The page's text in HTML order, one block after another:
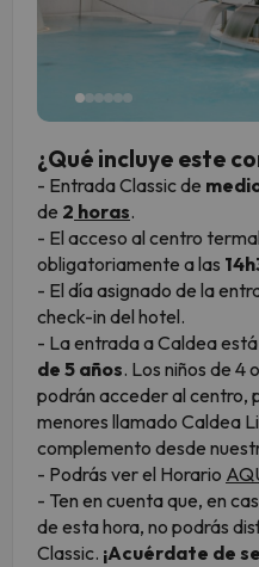
¿Qué incluye este
- Entrada Classic de
de 2 horas.
- El acceso al centro
obligatoriamente a las
- El día asignado de la
check-in del hotel.
- La entrada a Caldea
de 5 años. Los niños de 4
podrán acceder al centro,
menores llamado Caldea
complemento desde
- Podrás ver el Horario
- Ten en cuenta que, en
de esta hora, no podrás
Classic. ¡Acuérdate de